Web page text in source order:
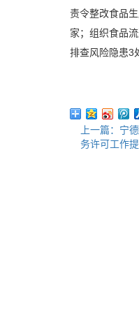
责令整改食品
家；组织食品
排查风险隐患3
上一篇：宁
务许可工作